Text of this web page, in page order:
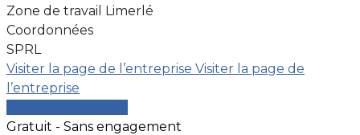
Zone de travail Limerlé
Coordonnées
SPRL
Visiter la page de l’entreprise Visiter la page de
l’entreprise
Gratuit - Sans engagement